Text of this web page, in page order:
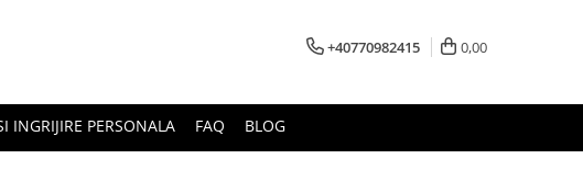
+40770982415 0,00
INGRIJIRE PERSONALA FAQ BLOG